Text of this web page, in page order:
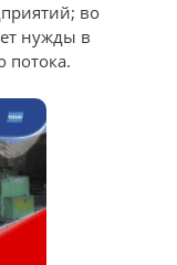
во
нужды в
потока.